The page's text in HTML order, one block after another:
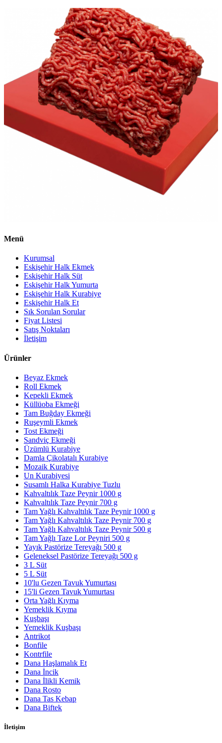
Menü
Kurumsal
Eskişehir Halk Ekmek
Eskişehir Halk Süt
Eskişehir Halk Yumurta
Eskişehir Halk Kurabiye
Eskişehir Halk Et
Sık Sorulan Sorular
Fiyat Listesi
Satış Noktaları
İletişim
Ürünler
Beyaz Ekmek
Roll Ekmek
Kepekli Ekmek
Küllüoba Ekmeği
Tam Buğday Ekmeği
Ruşeymli Ekmek
Tost Ekmeği
Sandviç Ekmeği
Üzümlü Kurabiye
Damla Çikolatalı Kurabiye
Mozaik Kurabiye
Un Kurabiyesi
Susamlı Halka Kurabiye Tuzlu
Kahvaltılık Taze Peynir 1000 g
Kahvaltılık Taze Peynir 700 g
Tam Yağlı Kahvaltılık Taze Peynir 1000 g
Tam Yağlı Kahvaltılık Taze Peynir 700 g
Tam Yağlı Kahvaltılık Taze Peynir 500 g
Tam Yağlı Taze Lor Peyniri 500 g
Yayık Pastörize Tereyağı 500 g
Geleneksel Pastörize Tereyağı 500 g
3 L Süt
5 L Süt
10'lu Gezen Tavuk Yumurtası
15'li Gezen Tavuk Yumurtası
Orta Yağlı Kıyma
Yemeklik Kıyma
Kuşbaşı
Yemeklik Kuşbaşı
Antrikot
Bonfile
Kontrfile
Dana Haşlamalık Et
Dana İncik
Dana İlikli Kemik
Dana Rosto
Dana Tas Kebap
Dana Biftek
İletişim